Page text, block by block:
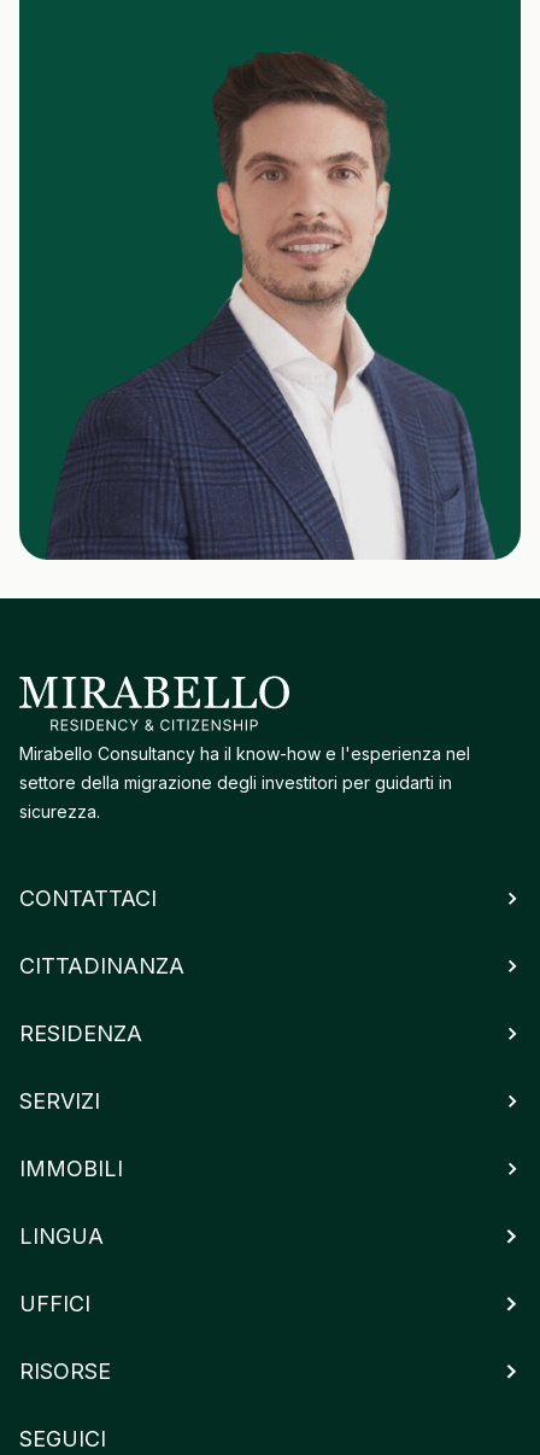
Mirabello Consultancy ha il know-how e l'esperienza nel
settore della migrazione degli investitori per guidarti in
sicurezza.
CONTATTACI
CITTADINANZA
RESIDENZA
SERVIZI
IMMOBILI
LINGUA
SEGUICI
UFFICI
RISORSE